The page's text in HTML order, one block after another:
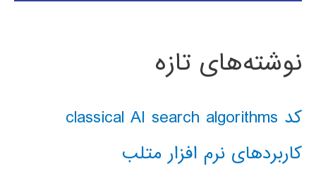
نوشته‌های تازه
کد classical AI search algorithms
کاربردهای نرم افزار متلب